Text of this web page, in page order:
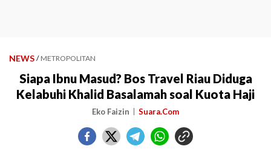
NEWS / METROPOLITAN
Siapa Ibnu Masud? Bos Travel Riau Diduga
Kelabuhi Khalid Basalamah soal Kuota Haji
Eko Faizin Suara.Com